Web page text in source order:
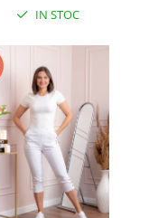
IN STOC